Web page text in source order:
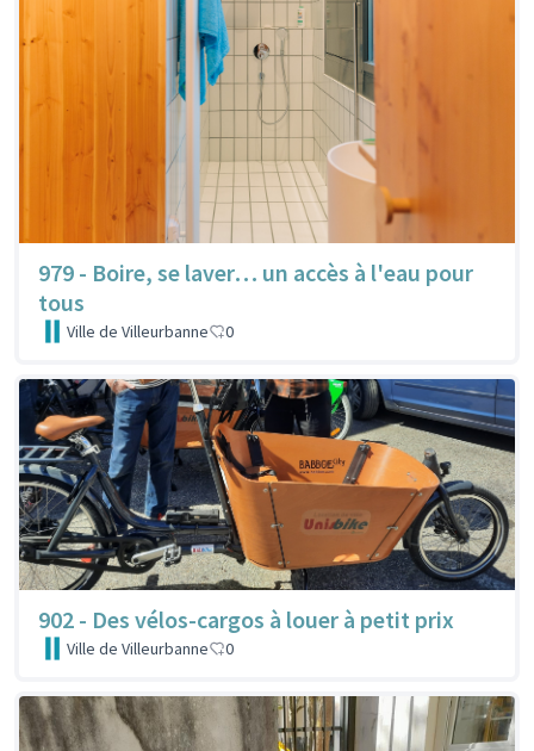
979 - Boire, se laver… un accès à l'eau pour
tous
Ville de Villeurbanne 0
902 - Des vélos-cargos à louer à petit prix
Ville de Villeurbanne 0